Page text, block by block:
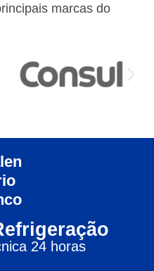
marcas do
24 horas